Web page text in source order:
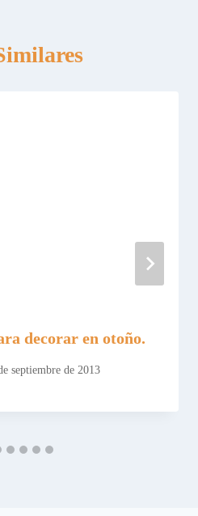
decorar en otoño.
septiembre de 2013